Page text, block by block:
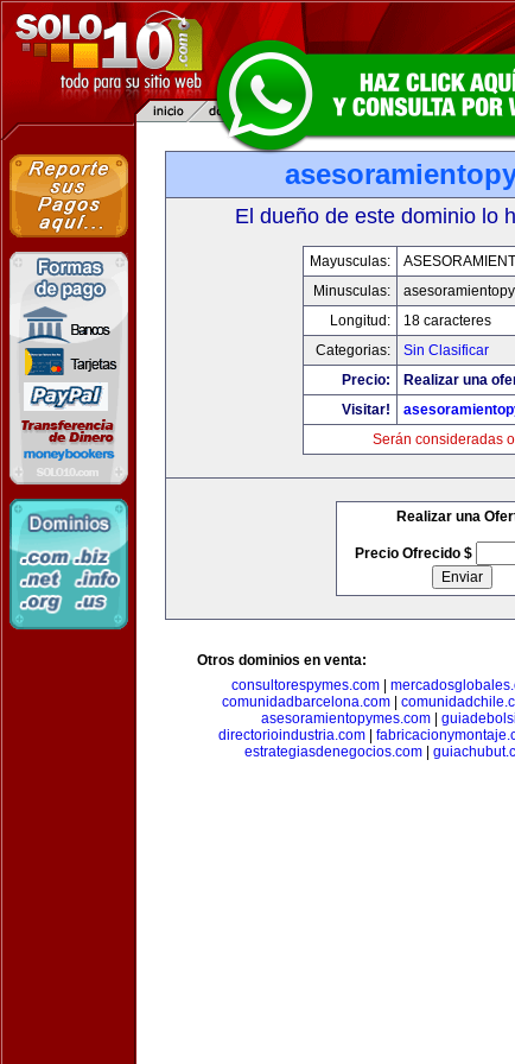
El dueño de este dominio lo
Mayusculas:
Minusculas:
Longitud:
18 caracteres
Categorias:
Sin Clasificar
Precio:
Realizar una
Visitar!
Serán consideradas
Realizar una
Precio Ofrecido $
Otros dominios en venta:
consultorespymes.com
comunidadbarcelona.com|
asesoramientopymes.com
directorioindustria.com|
estrategiasdenegocios.com